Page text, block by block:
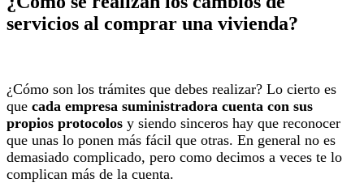
servicios al comprar una vivienda?
¿Cómo son los trámites que debes realizar? Lo cierto es
que cada empresa suministradora cuenta con sus
propios protocolos y siendo sinceros hay que reconocer
que unas lo ponen más fácil que otras. En general no es
demasiado complicado, pero como decimos a veces te lo
complican más de la cuenta.